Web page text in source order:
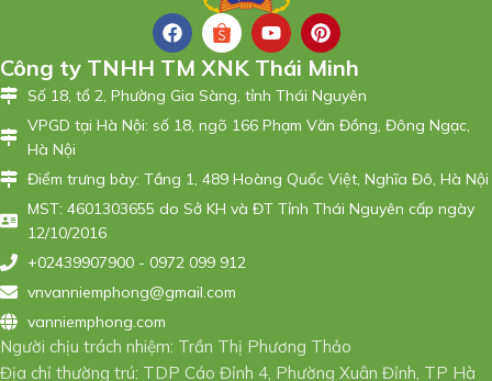
Công ty TNHH TM XNK Thái Minh
Số 18, tổ 2, Phường Gia Sàng, tỉnh Thái Nguyên
VPGD tại Hà Nội: số 18, ngõ 166 Phạm Văn Đồng, Đông Ngạc,
Hà Nội
Điểm trưng bày: Tầng 1, 489 Hoàng Quốc Việt, Nghĩa Đô, Hà Nội
MST: 4601303655 do Sở KH và ĐT Tỉnh Thái Nguyên cấp ngày
12/10/2016
+02439907900 - 0972 099 912
vnvanniemphong@gmail.com
vanniemphong.com
Người chịu trách nhiệm: Trần Thị Phương Thảo
Địa chỉ thường trú: TDP Cáo Đỉnh 4, Phường Xuân Đỉnh, TP Hà